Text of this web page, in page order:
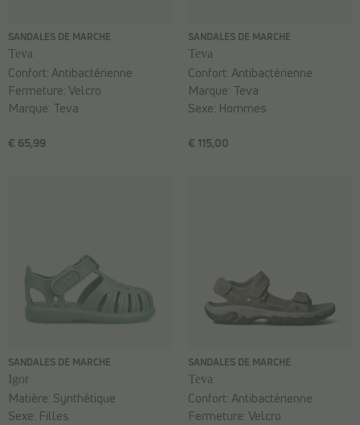
SANDALES DE MARCHE
Teva
€ 65,99
Confort:Antibactérienne
Fermeture:Velcro
Marque: Teva
SANDALES DE MARCHE
Teva
€ 115,00
Confort:Antibactérienne
Marque: Teva
Sexe: Hommes
SANDALES DE MARCHE
Igor
Matière: Synthétique
Sexe: Filles
SANDALES DE MARCHE
Teva
Confort:Antibactérienne
Fermeture:Velcro